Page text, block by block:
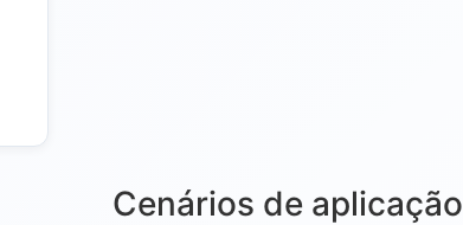
Cenários de aplicação